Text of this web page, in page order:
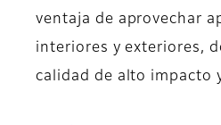
ventaja de aprovechar
interiores y exteriores,
calidad de alto impacto